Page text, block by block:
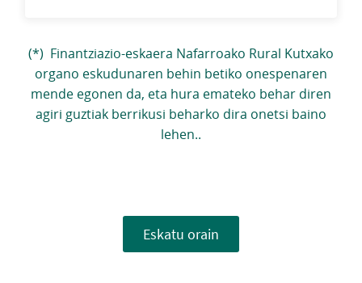
(*) Finantziazio-eskaera Nafarroako Rural Kutxako
organo eskudunaren behin betiko onespenaren
mende egonen da, eta hura emateko behar diren
agiri guztiak berrikusi beharko dira onetsi baino
lehen..
Eskatu orain